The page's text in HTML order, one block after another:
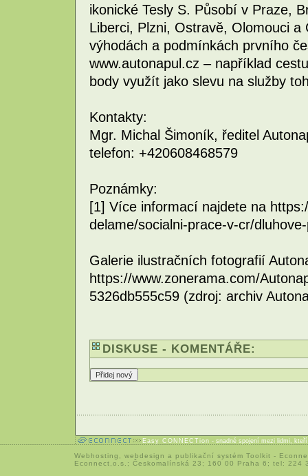
ikonické Tesly S. Působí v Praze,
Liberci, Plzni, Ostravě, Olomouci
výhodách a podmínkách prvního
www.autonapul.cz – například
body využít jako slevu na služby
Kontakty:
Mgr. Michal Šimoník, ředitel
telefon: +420608468579
Poznámky:
[1] Více informací najdete na
delame/socialni-prace-v-cr/
Galerie ilustračních fotografií
https://www.zonerama.com/
5326db555c59 (zdroj: archiv
DISKUSE - KOMENTÁŘE:
Easy CONNECTion - snadné spojení mezi lidmi,
Webhosting webdesign a publikační systém Toolkit -
Econnect,o.s.; Českomalínská 23; 160 00 Praha 6; tel: 224